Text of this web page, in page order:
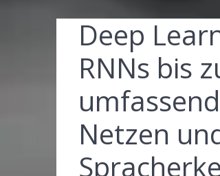
Deep
RNNs bis
Netzen